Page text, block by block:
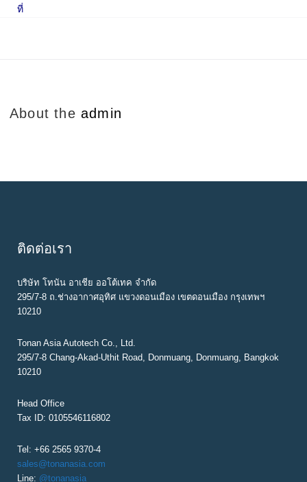
ที่
About the admin
ติดต่อเรา
บริษัท โทนัน อาเชีย ออโต้เทค จำกัด
295/7-8 ถ.ช่างอากาศอุทิศ แขวงดอนเมือง เขตดอนเมือง กรุงเทพฯ
10210
Tonan Asia Autotech Co., Ltd.
295/7-8 Chang-Akad-Uthit Road, Donmuang, Donmuang, Bangkok
10210
Head Office
Tax ID: 0105546116802
Tel: +66 2565 9370-4
sales@tonanasia.com
Line: @tonanasia